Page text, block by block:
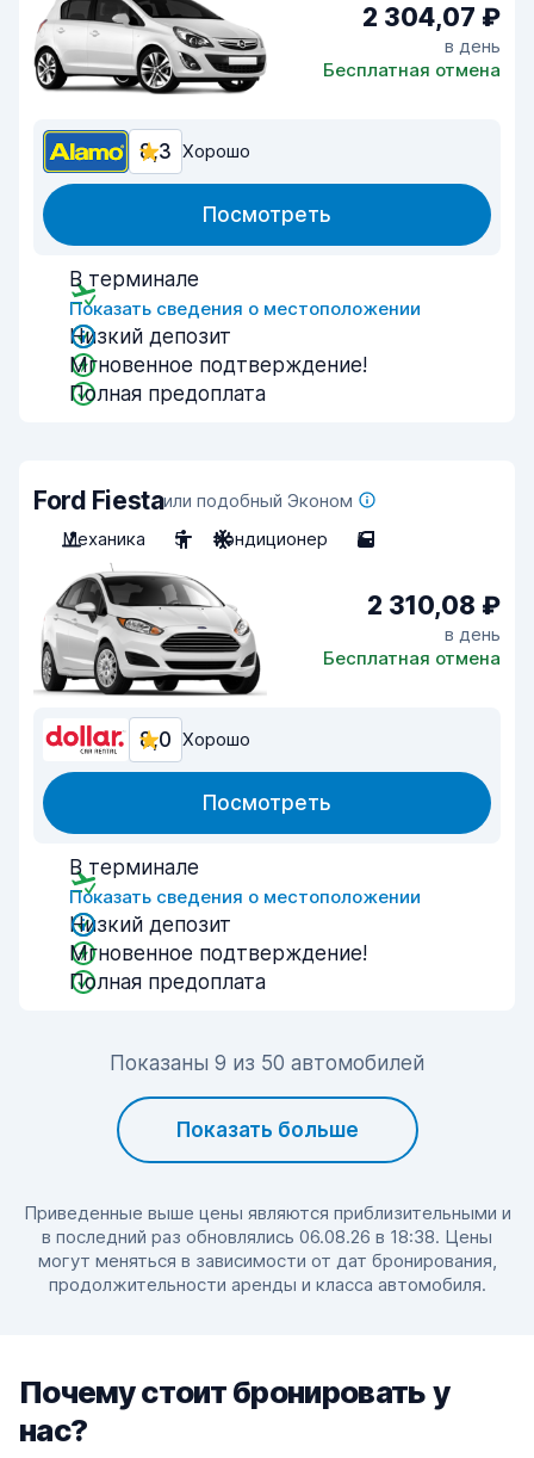
2 304,07 ₽
в день
Бесплатная отмена
8,3 Хорошо
Посмотреть
В терминале
Показать сведения о местоположении
Низкий депозит
Мгновенное подтверждение!
Полная предоплата
Ford Fiestaили подобный Эконом
Механика
5 Кондиционер 5
2 310,08 ₽
в день
Бесплатная отмена
8,0 Хорошо
Посмотреть
В терминале
Показать сведения о местоположении
Низкий депозит
Мгновенное подтверждение!
Полная предоплата
Показаны 9 из 50 автомобилей
Показать больше
Приведенные выше цены являются приблизительными и
в последний раз обновлялись 06.08.26 в 18:38. Цены
могут меняться в зависимости от дат бронирования,
продолжительности аренды и класса автомобиля.
Почему стоит бронировать у
нас?